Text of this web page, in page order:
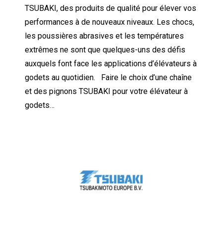
TSUBAKI, des produits de qualité pour élever vos
performances à de nouveaux niveaux. Les chocs,
les poussières abrasives et les températures
extrêmes ne sont que quelques-uns des défis
auxquels font face les applications d’élévateurs à
godets au quotidien. Faire le choix d’une chaîne
et des pignons TSUBAKI pour votre élévateur à
godets…